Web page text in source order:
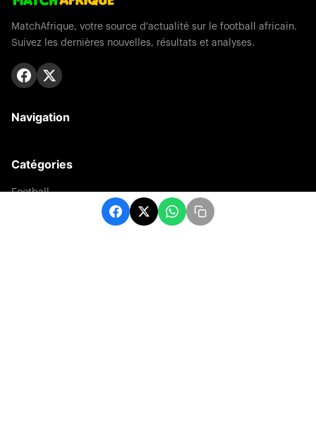
MatchAfrique, votre source d'actualité sur le football africain.
Suivez les dernières nouvelles, résultats et analyses.
Navigation
Catégories
Football